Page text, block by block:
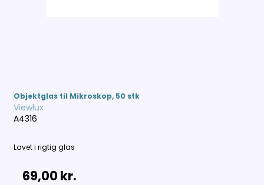
Objektglas til Mikroskop, 50 stk
Viewlux
A4316
Lavet i rigtig glas
69,00 kr.